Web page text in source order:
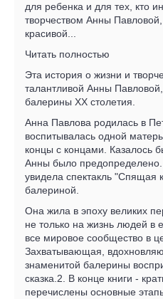
для ребенка и для тех, кто
творчеством Анны
красивой...
Читать полностью
Эта история о жизни и
талантливой Анны
балерины XX столетия.
Анна Павлова родилась в
воспитывалась одной
концы с концами. Казалось
Анны было
увидела спектакль "Спящая
балериной.
Она жила в эпоху великих
не только на жизнь людей в
все мировое сообщество в
Захватывающая,
знаменитой балерины
сказка.2. В конце книги -
перечислены основные